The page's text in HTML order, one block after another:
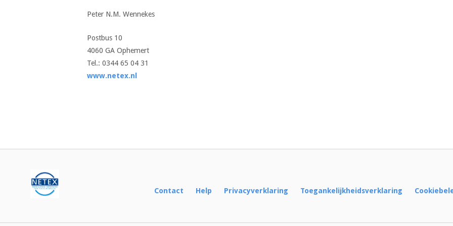
Peter N.M. Wennekes
Postbus 10
4060 GA Ophemert
Tel.: 0344 65 04 31
www.netex.nl
navigatie
Contact Help Privacyverklaring Toegankelijkheidsverklaring